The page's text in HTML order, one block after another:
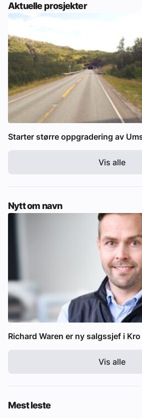
Aktuelle prosjekter
Starter større oppgradering av
Vis alle
Nytt om navn
Richard Waren er ny salgssjef i Kro
Vis alle
Mest leste